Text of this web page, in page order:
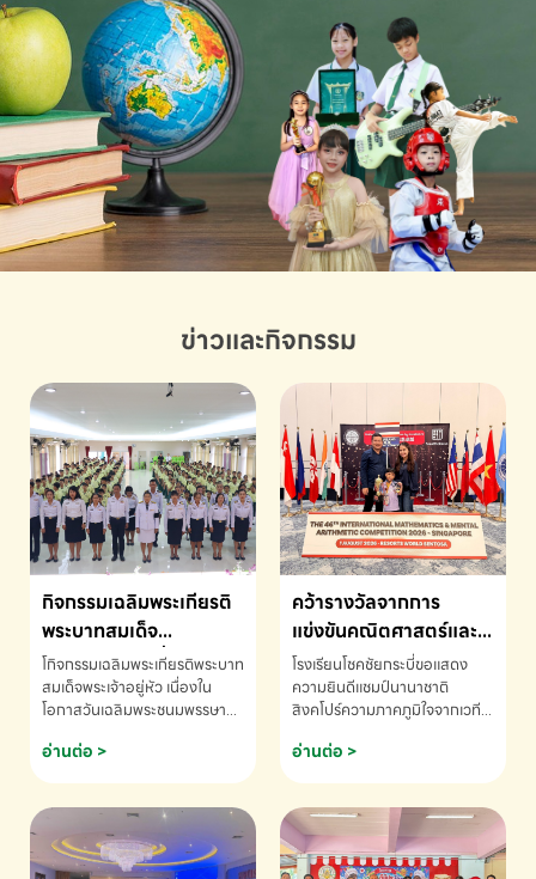
ข่าวและกิจกรรม
กิจกรรมเฉลิมพระเกียรติ
พระบาทสมเด็จ
พระเจ้าอยู่หัว เนื่องใน
โอกาสวันเฉลิม
พระชนมพรรษา
โกิจกรรมเฉลิมพระเกียรติพระบาท
สมเด็จพระเจ้าอยู่หัว เนื่องใน
โอกาสวันเฉลิมพระชนมพรรษา
ข้อมูลเพิ่มเติม โทร. 075-691910
อ่านต่อ >
คว้ารางวัลจากการ
แข่งขันคณิตศาสตร์และ
คณิตคิดเร็วนานาชาติ
ครั้งที่ 46 ประจำปี 2569
ณ ประเทศสิงคโปร์
โรงเรียนโชคชัยกระบี่ขอแสดง
ความยินดีแชมป์นานาชาติ
สิงคโปร์ความภาคภูมิใจจากเวที
ด.ช.พัทธนันท์ พรหมพันธ์ ชั้น
อนุบาล EP K3 โรงเรียนโชคชัย
แข่งขันคณิตศาสตร์และคณิตคิด
เร็วนานาชาติ ครั้งที่ 46 ประจำปี
2569 ณ ประเทศสิงคโปร์
อ่านต่อ >